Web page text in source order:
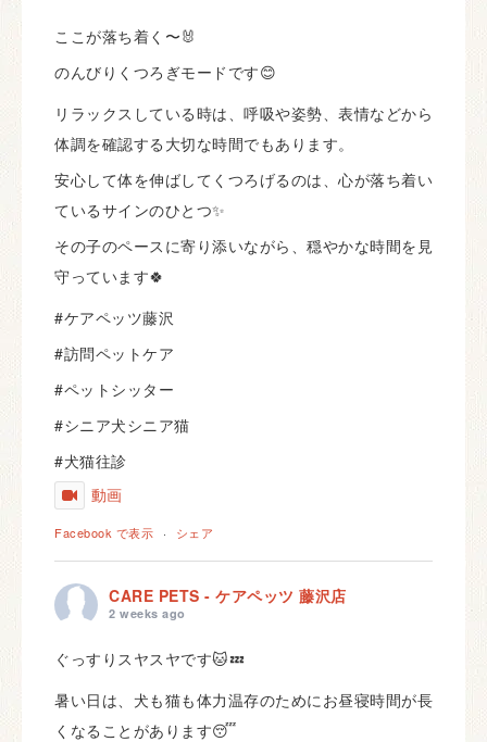
ここが落ち着く〜🐰
のんびりくつろぎモードです😊
リラックスしている時は、呼吸や姿勢、表情などから
体調を確認する大切な時間でもあります。
安心して体を伸ばしてくつろげるのは、心が落ち着い
ているサインのひとつ✨
その子のペースに寄り添いながら、穏やかな時間を見
守っています🍀
#ケアペッツ藤沢
#訪問ペットケア
#ペットシッター
#シニア犬シニア猫
#犬猫往診
動画
Facebook で表示 · シェア
CARE PETS - ケアペッツ 藤沢店
2 weeks ago
ぐっすりスヤスヤです🐱💤
暑い日は、犬も猫も体力温存のためにお昼寝時間が長
くなることがあります😴